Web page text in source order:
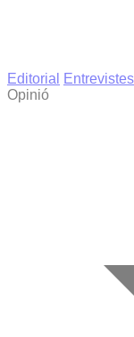
Editorial
Entrevistes
Opinió